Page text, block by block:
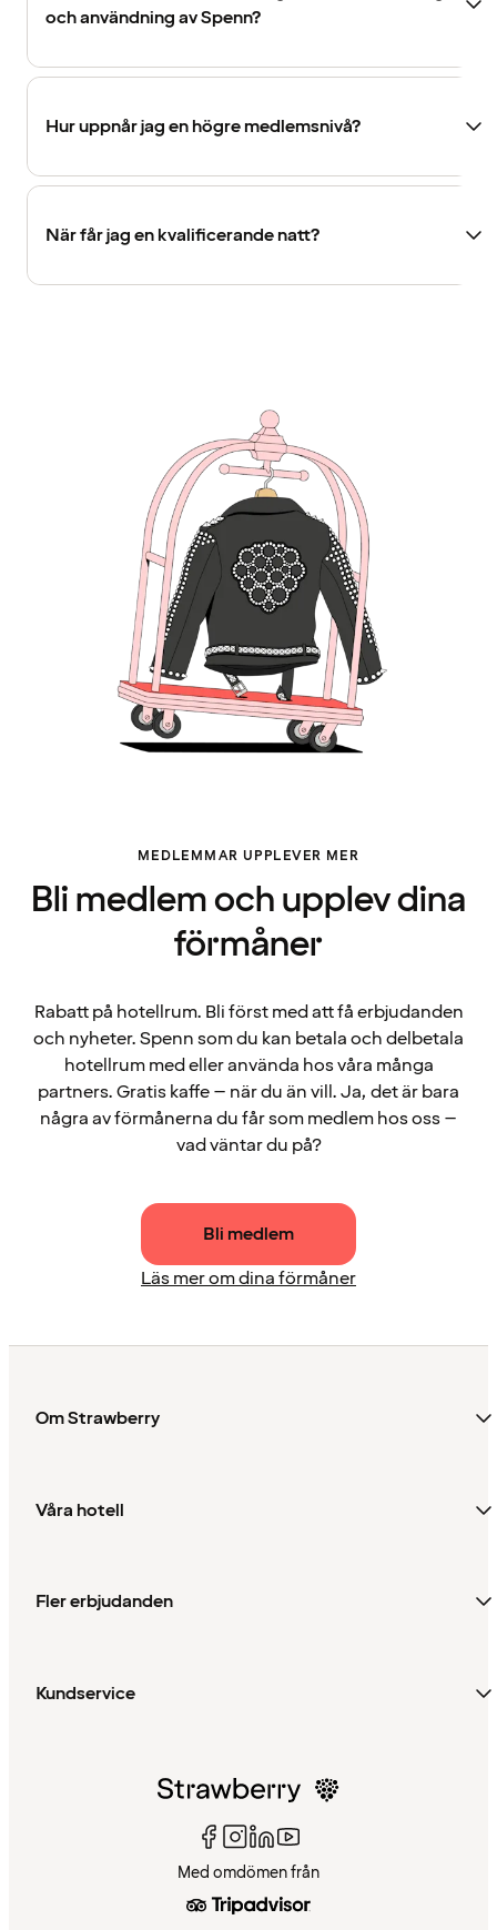
och användning av Spenn?
Hur uppnår jag en högre medlemsnivå?
När får jag en kvalificerande natt?
MEDLEMMAR UPPLEVER MER
Bli medlem och upplev dina
förmåner
Rabatt på hotellrum. Bli först med att få erbjudanden
och nyheter. Spenn som du kan betala och delbetala
hotellrum med eller använda hos våra många
partners. Gratis kaffe – när du än vill. Ja, det är bara
några av förmånerna du får som medlem hos oss –
vad väntar du på?
Bli medlem
Läs mer om dina förmåner
Om Strawberry
Våra hotell
Fler erbjudanden
Kundservice
Med omdömen från